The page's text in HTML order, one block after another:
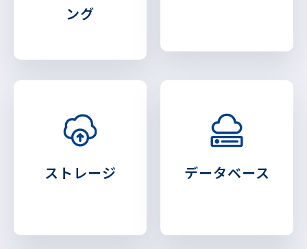
ング
ストレージ データベース